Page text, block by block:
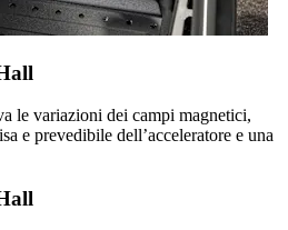
le variazioni dei campi magnetici,
e prevedibile dell’acceleratore e una